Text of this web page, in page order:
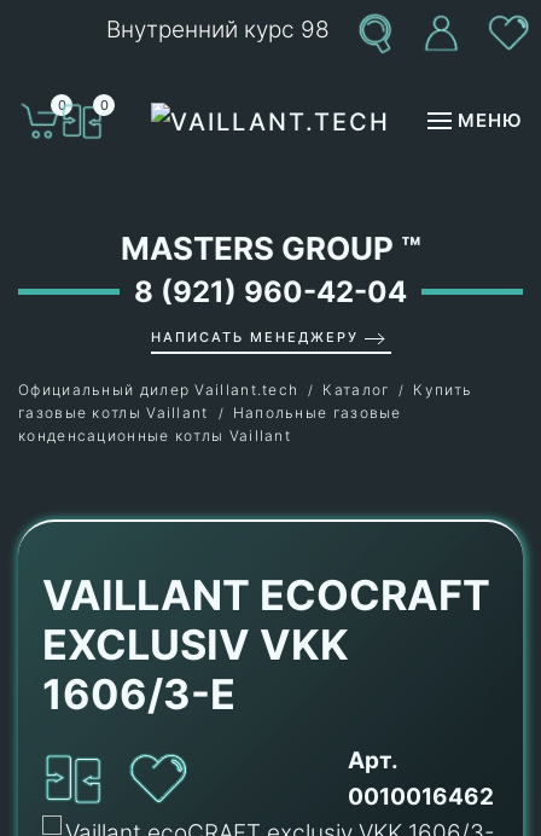
Внутренний курс 98
0 0
МЕНЮ
MASTERS GROUP ™
8 (921) 960-42-04
НАПИСАТЬ МЕНЕДЖЕРУ
Официальный дилер Vaillant.tech Каталог
Купить
газовые котлы Vaillant
Напольные газовые
конденсационные котлы Vaillant
VAILLANT ECOCRAFT
EXCLUSIV VKK
1606/3-E
Арт.
0010016462